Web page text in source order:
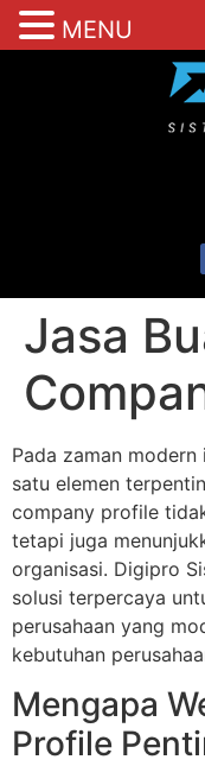
Jasa
Pada zaman
satu elemen
company profile
tetapi juga
organisasi. Digipro
solusi terpercaya
perusahaan yang
kebutuhan
Mengapa
Profile
MENU